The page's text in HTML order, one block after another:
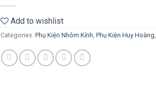
Add to wishlist
Categories: Phụ Kiện Nhôm Kính, Phụ Kiện Huy Hoàng,